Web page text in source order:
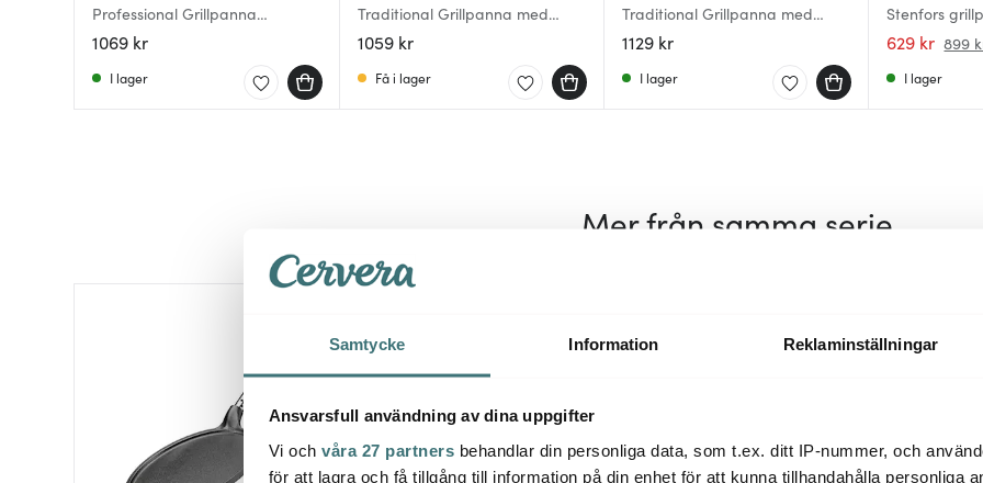
Samtycke Information Reklaminställningar
Ansvarsfull användning av dina uppgifter
Vi och våra 27 partners behandlar din personliga data, som t.ex. ditt IP-nummer, och
för att lagra och få tillgång till information på din enhet för att kunna tillhandahålla personliga
Professional Grillpanna
fyrkantig 25x25 cm
1069 kr
I lager
Traditional Grillpanna med
trähandtag 25 cm
1059 kr
Få i lager
Traditional Grillpanna med
trähandtag 28 cm
1129 kr
I lager
Stenfors
gjutjärn/trä
629 kr 899
I lager
Mer från samma serie